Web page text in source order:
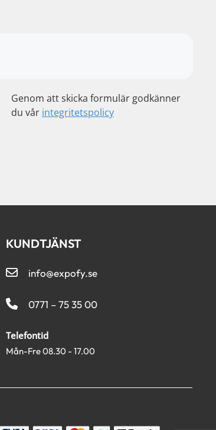
Genom att skicka formulär godkänner
du vår integritetspolicy
KUNDTJÄNST
info@expofy.se
0771 – 75 35 00
Telefontid
Mån-Fre 08.30 - 17.00